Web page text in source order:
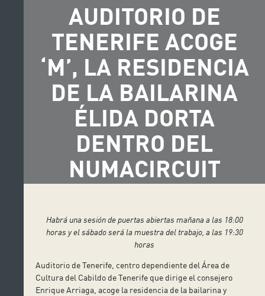
AUDITORIO DE
TENERIFE ACOGE
‘M’, LA RESIDENCIA
DE LA BAILARINA
ÉLIDA DORTA
DENTRO DEL
NUMACIRCUIT
Habrá una sesión de puertas abiertas mañana a las 18:00
horas y el sábado será la muestra del trabajo, a las 19:30
horas
Auditorio de Tenerife, centro dependiente del Área de
Cultura del Cabildo de Tenerife que dirige el consejero
Enrique Arriaga, acoge la residencia de la bailarina y